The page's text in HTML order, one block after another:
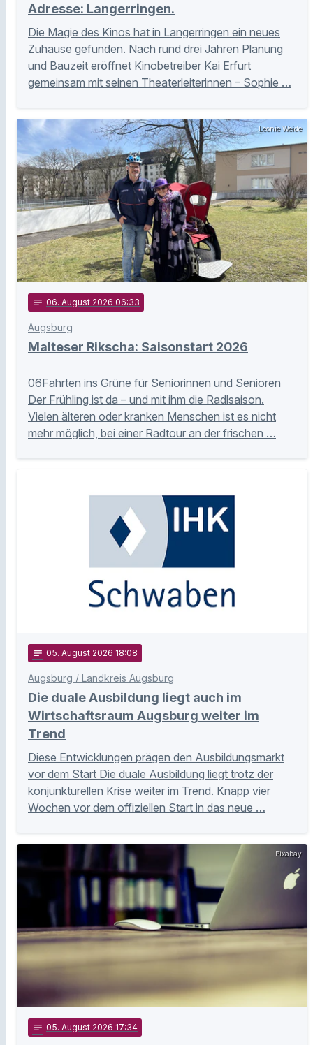
Adresse: Langerringen.
Die Magie des Kinos hat in Langerringen ein neues
Zuhause gefunden. Nach rund drei Jahren Planung
und Bauzeit eröffnet Kinobetreiber Kai Erfurt
gemeinsam mit seinen Theaterleiterinnen – Sophie …
Leonie Weide
notes 06. August 2026 06:33
Augsburg
Malteser Rikscha: Saisonstart 2026
06Fahrten ins Grüne für Seniorinnen und Senioren
Der Frühling ist da – und mit ihm die Radlsaison.
Vielen älteren oder kranken Menschen ist es nicht
mehr möglich, bei einer Radtour an der frischen …
notes 05. August 2026 18:08
Augsburg / Landkreis Augsburg
Die duale Ausbildung liegt auch im
Wirtschaftsraum Augsburg weiter im
Trend
Diese Entwicklungen prägen den Ausbildungsmarkt
vor dem Start Die duale Ausbildung liegt trotz der
konjunkturellen Krise weiter im Trend. Knapp vier
Wochen vor dem offiziellen Start in das neue …
Pixabay
notes 05. August 2026 17:34